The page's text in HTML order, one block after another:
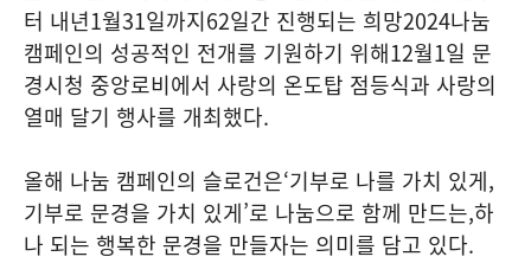
터 내년1월31일까지62일간 진행되는 희망2024나눔
캠페인의 성공적인 전개를 기원하기 위해12월1일 문
경시청 중앙로비에서 사랑의 온도탑 점등식과 사랑의
열매 달기 행사를 개최했다.
올해 나눔 캠페인의 슬로건은‘기부로 나를 가치 있게,
기부로 문경을 가치 있게’로 나눔으로 함께 만드는,하
나 되는 행복한 문경을 만들자는 의미를 담고 있다.